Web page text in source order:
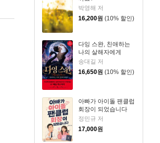
박영해 저
16,200원 (10% 할인)
다잉 스완, 친애하는
나의 살해자에게
송대길 저
16,650원 (10% 할인)
아빠가 아이돌 팬클럽
회장이 되었습니다
정민규 저
17,000원